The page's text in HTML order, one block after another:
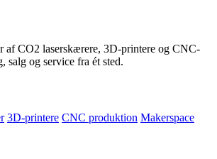
af CO2 laserskærere, 3D-printere og CNC-
salg og service fra ét sted.
3D-printere CNC produktion Makerspace